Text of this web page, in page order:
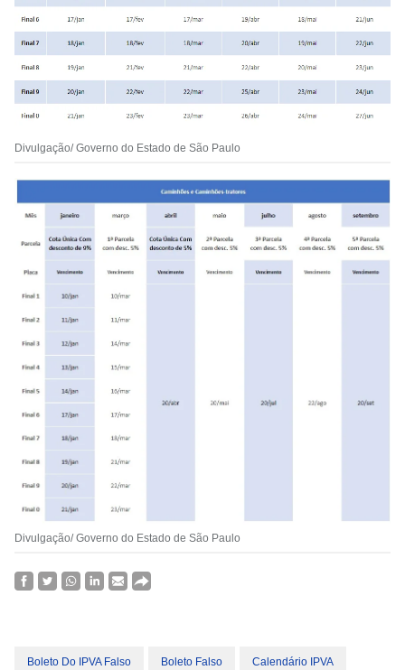
Divulgação/ Governo do Estado de São Paulo
Divulgação/ Governo do Estado de São Paulo
Boleto Do IPVA Falso Boleto Falso Calendário IPVA